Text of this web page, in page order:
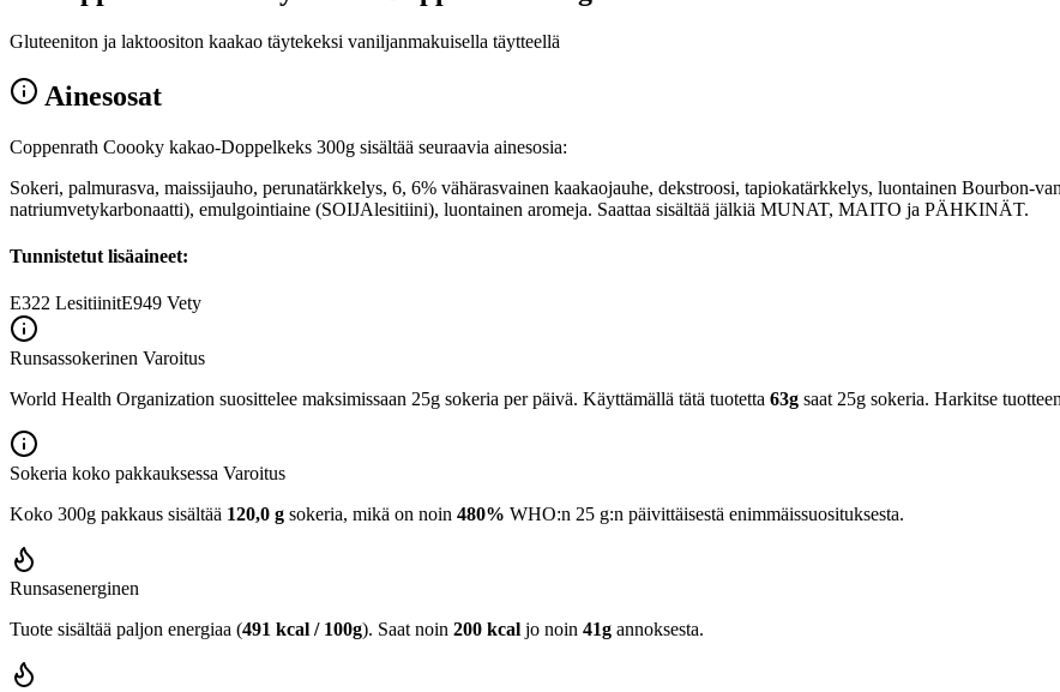
Gluteeniton ja laktoositon kaakao täytekeksi vaniljanmakuisella täytteellä
Ainesosat
Coppenrath Coooky kakao-Doppelkeks 300g sisältää seuraavia ainesosia:
Sokeri, palmurasva, maissijauho, perunatärkkelys, 6, 6% vähärasvainen kaakaojauhe, dekstroosi, tapiokatärkkelys, luontainen Bourbon-
natriumvetykarbonaatti), emulgointiaine (SOIJAlesitiini), luontainen aromeja. Saattaa sisältää jälkiä MUNAT, MAITO ja PÄHKINÄT.
Tunnistetut lisäaineet:
E322 LesitiinitE949 Vety
Runsassokerinen Varoitus
World Health Organization suosittelee maksimissaan 25g sokeria per päivä. Käyttämällä tätä tuotetta 63g saat 25g sokeria. Harkitse
Sokeria koko pakkauksessa Varoitus
Koko 300g pakkaus sisältää 120,0 g sokeria, mikä on noin 480% WHO:n 25 g:n päivittäisestä enimmäissuosituksesta.
Runsasenerginen
Tuote sisältää paljon energiaa (491 kcal / 100g). Saat noin 200 kcal jo noin 41g annoksesta.